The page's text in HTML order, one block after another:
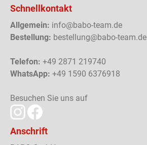
Schnellkontakt
Allgemein: info@babo-team.de
Bestellung: bestellung@babo-team.de
Telefon: +49 2871 219740
WhatsApp: +49 1590 6376918
Besuchen Sie uns auf
Anschrift